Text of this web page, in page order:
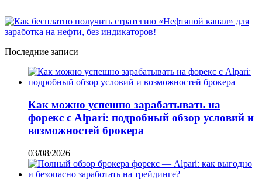
Последние записи
Как можно успешно зарабатывать на
форекс с Alpari: подробный обзор условий и
возможностей брокера
03/08/2026